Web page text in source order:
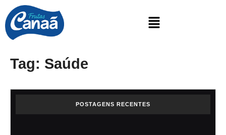
Tag: Saúde
POSTAGENS RECENTES